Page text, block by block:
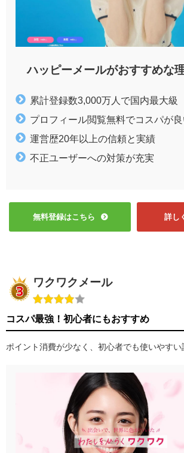
ハッピーメールがおすすめな
累計登録数3,000万人で国内最大級
プロフィール閲覧無料でコスパが良
運営歴20年以上の信頼と実績
不正ユーザーへの対策が充実
無料登録はこちら 詳し
ワクワクメール
コスパ最強！初心者にもおすすめ
ポイント消費が少なく、初心者でも使いやすい